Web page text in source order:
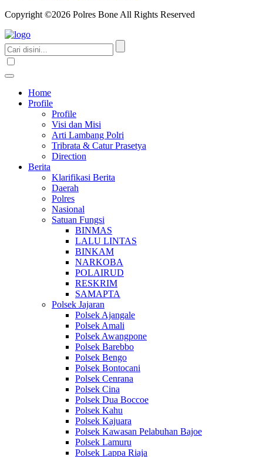
Copyright ©2026 Polres Bone All Rights Reserved
Home
Profile
Profile
Visi dan Misi
Arti Lambang Polri
Tribrata & Catur Prasetya
Direction
Berita
Klarifikasi Berita
Daerah
Polres
Nasional
Satuan Fungsi
BINMAS
LALU LINTAS
BINKAM
NARKOBA
POLAIRUD
RESKRIM
SAMAPTA
Polsek Jajaran
Polsek Ajangale
Polsek Amali
Polsek Awangpone
Polsek Barebbo
Polsek Bengo
Polsek Bontocani
Polsek Cenrana
Polsek Cina
Polsek Dua Boccoe
Polsek Kahu
Polsek Kajuara
Polsek Kawasan Pelabuhan Bajoe
Polsek Lamuru
Polsek Lappa Riaja